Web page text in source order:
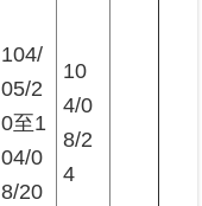
104/
05/2
0至1
04/0
8/20
10
4/0
8/2
4